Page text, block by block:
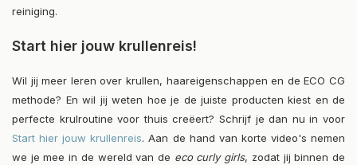
reiniging.
Start hier jouw krullenreis!
Wil jij meer leren over krullen, haareigenschappen en de ECO CG
methode? En wil jij weten hoe je de juiste producten kiest en de
perfecte krulroutine voor thuis creëert? Schrijf je dan nu in voor
Start hier jouw krullenreis. Aan de hand van korte video's nemen
we je mee in de wereld van de eco curly girls, zodat jij binnen de